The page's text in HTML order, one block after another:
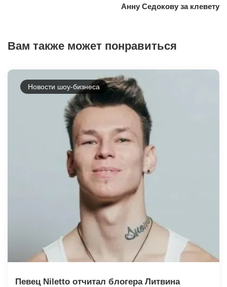
Анну Седокову за клевету
Вам также может понравиться
Новости шоу-бизнеса
Певец Niletto отчитал блогера Литвина